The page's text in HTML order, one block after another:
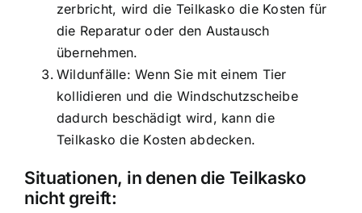
zerbricht, wird die Teilkasko die Kosten für
die Reparatur oder den Austausch
übernehmen.
Wildunfälle: Wenn Sie mit einem Tier
kollidieren und die Windschutzscheibe
dadurch beschädigt wird, kann die
Teilkasko die Kosten abdecken.
Situationen, in denen die Teilkasko
nicht greift: